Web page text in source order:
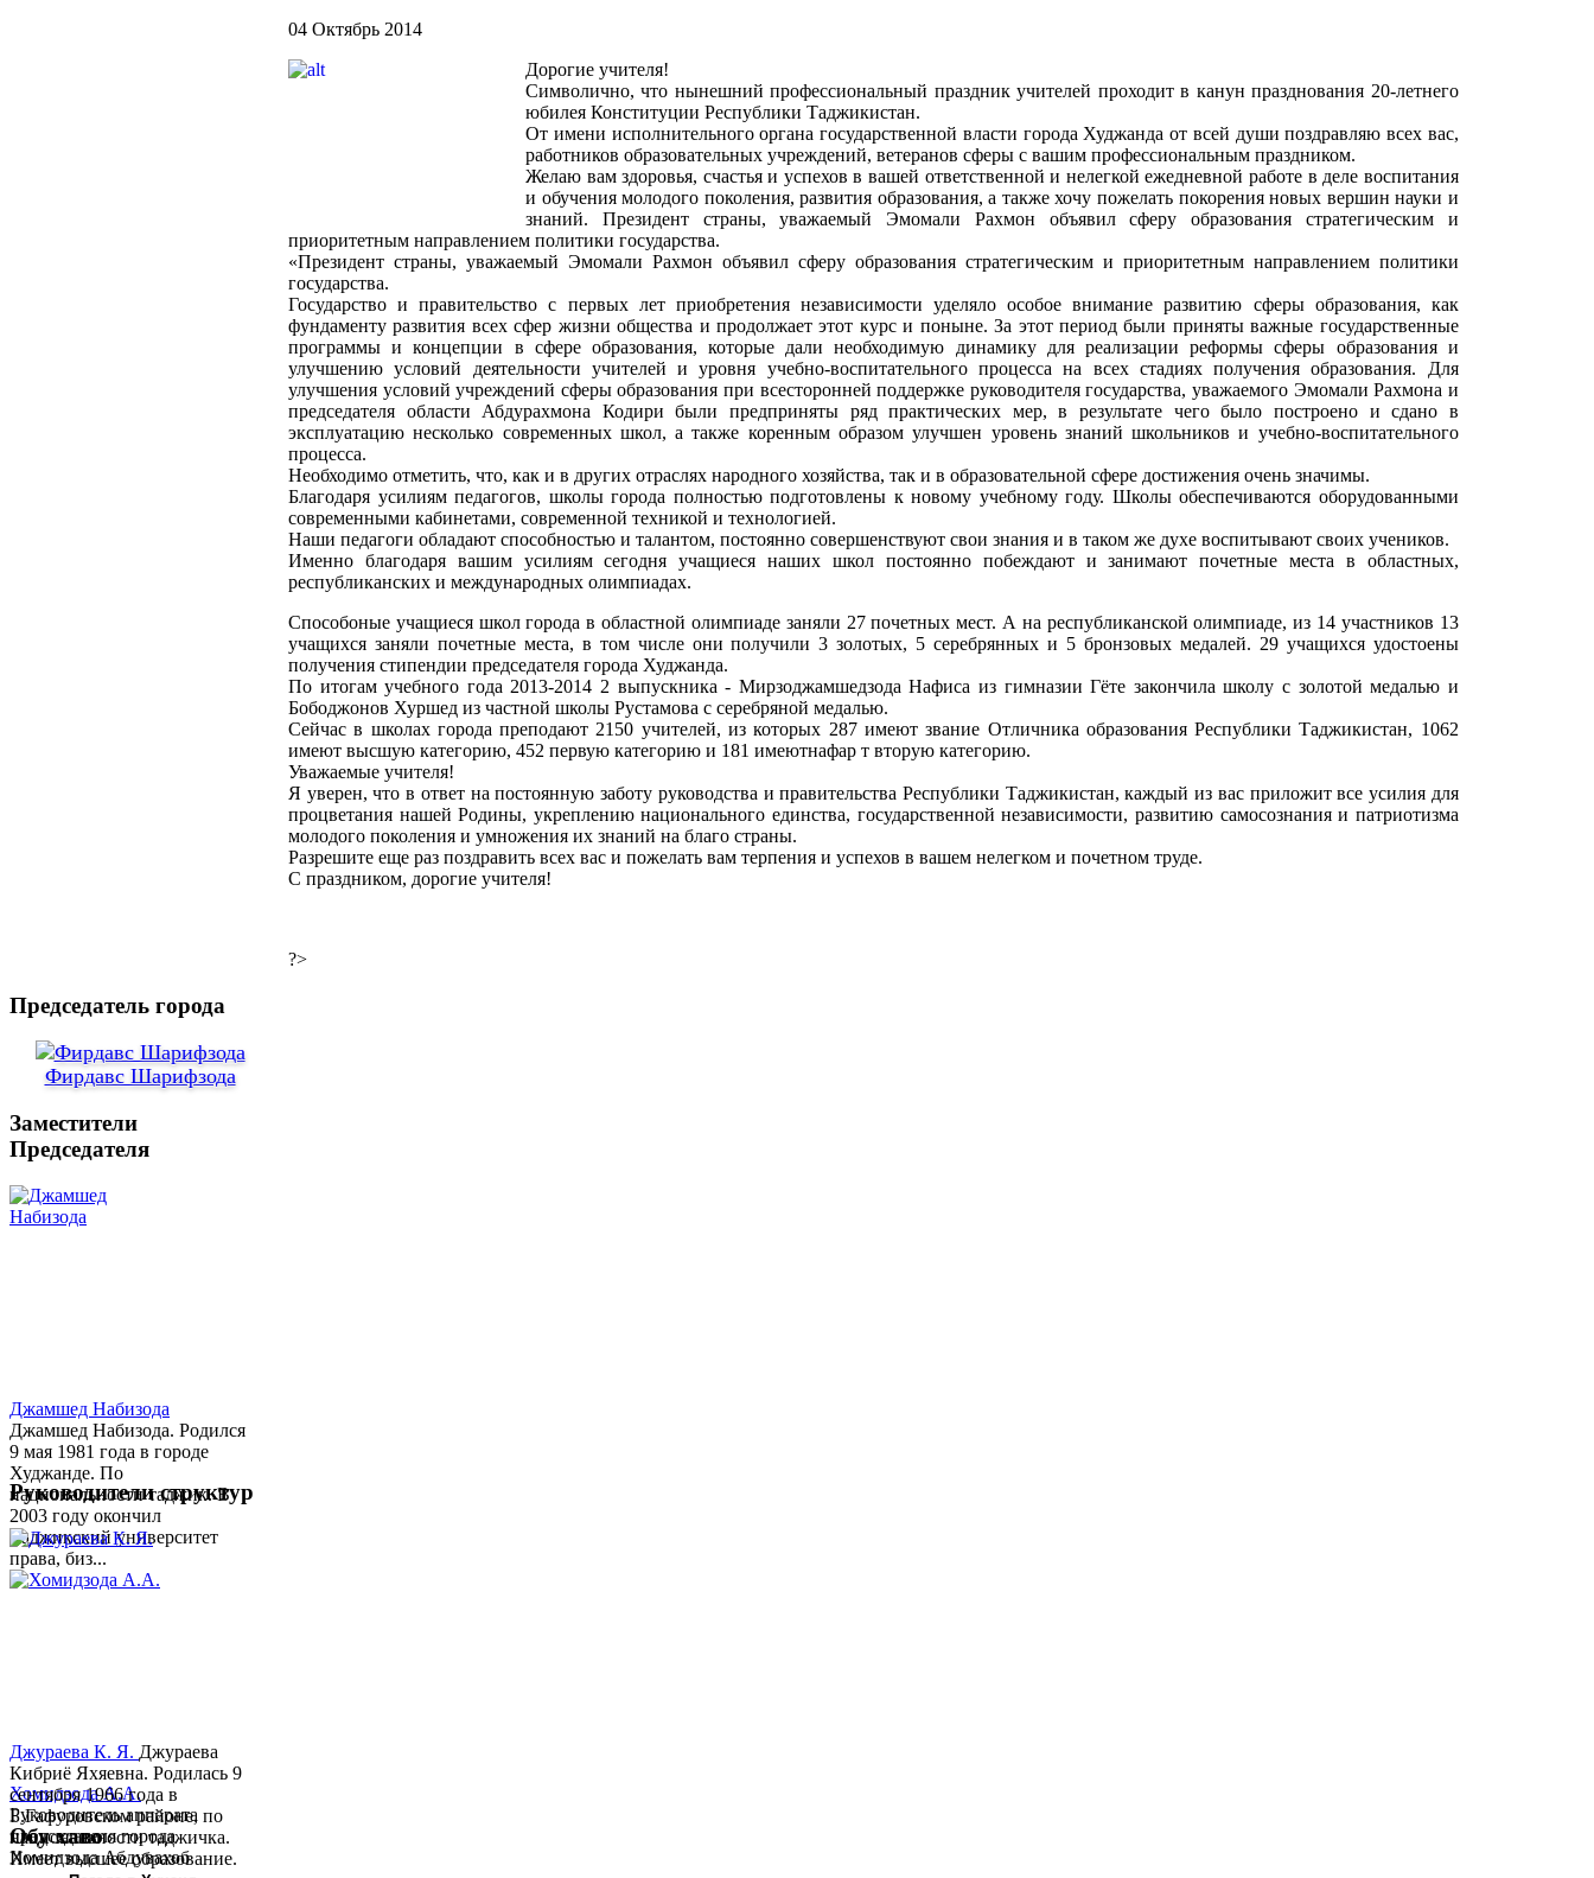
04 Октябрь 2014
Дорогие учителя!
Символично, что нынешний профессиональный праздник учителей проходит в канун празднования 20-летнего
юбилея Конституции Республики Таджикистан.
От имени исполнительного органа государственной власти города Худжанда от всей души поздравляю всех вас,
работников образовательных учреждений, ветеранов сферы с вашим профессиональным праздником.
Желаю вам здоровья, счастья и успехов в вашей ответственной и нелегкой ежедневной работе в деле воспитания
и обучения молодого поколения, развития образования, а также хочу пожелать покорения новых вершин науки и
знаний. Президент страны, уважаемый Эмомали Рахмон объявил сферу образования стратегическим и
приоритетным направлением политики государства.
«Президент страны, уважаемый Эмомали Рахмон объявил сферу образования стратегическим и приоритетным направлением политики
государства.
Государство и правительство с первых лет приобретения независимости уделяло особое внимание развитию сферы образования, как
фундаменту развития всех сфер жизни общества и продолжает этот курс и поныне. За этот период были приняты важные государственные
программы и концепции в сфере образования, которые дали необходимую динамику для реализации реформы сферы образования и
улучшению условий деятельности учителей и уровня учебно-воспитательного процесса на всех стадиях получения образования. Для
улучшения условий учреждений сферы образования при всесторонней поддержке руководителя государства, уважаемого Эмомали Рахмона и
председателя области Абдурахмона Кодири были предприняты ряд практических мер, в результате чего было построено и сдано в
эксплуатацию несколько современных школ, а также коренным образом улучшен уровень знаний школьников и учебно-воспитательного
процесса.
Необходимо отметить, что, как и в других отраслях народного хозяйства, так и в образовательной сфере достижения очень значимы.
Благодаря усилиям педагогов, школы города полностью подготовлены к новому учебному году. Школы обеспечиваются оборудованными
современными кабинетами, современной техникой и технологией.
Наши педагоги обладают способностью и талантом, постоянно совершенствуют свои знания и в таком же духе воспитывают своих учеников.
Именно благодаря вашим усилиям сегодня учащиеся наших школ постоянно побеждают и занимают почетные места в областных,
республиканских и международных олимпиадах.
Способоные учащиеся школ города в областной олимпиаде заняли 27 почетных мест. А на республиканской олимпиаде, из 14 участников 13
учащихся заняли почетные места, в том числе они получили 3 золотых, 5 серебрянных и 5 бронзовых медалей. 29 учащихся удостоены
получения стипендии председателя города Худжанда.
По итогам учебного года 2013-2014 2 выпускника - Мирзоджамшедзода Нафиса из гимназии Гёте закончила школу с золотой медалью и
Бободжонов Хуршед из частной школы Рустамова с серебряной медалью.
Сейчас в школах города преподают 2150 учителей, из которых 287 имеют звание Отличника образования Республики Таджикистан, 1062
имеют высшую категорию, 452 первую категорию и 181 имеютнафар т вторую категорию.
Уважаемые учителя!
Я уверен, что в ответ на постоянную заботу руководства и правительства Республики Таджикистан, каждый из вас приложит все усилия для
процветания нашей Родины, укреплению национального единства, государственной независимости, развитию самосознания и патриотизма
молодого поколения и умножения их знаний на благо страны.
Разрешите еще раз поздравить всех вас и пожелать вам терпения и успехов в вашем нелегком и почетном труде.
С праздником, дорогие учителя!
?>
Председатель города
Фирдавс Шарифзода
Заместители
Председателя
Джамшед Набизода
Джамшед Набизода. Родился
9 мая 1981 года в городе
Худжанде. По
национальности таджик. В
2003 году окончил
Таджикский университет
права, биз...
Хомидзода А.А.
Руководитель аппарата
председателя города
Хомидзода Абдувахоб
Руководители структур
Джураева К. Я. Джураева
Кибриё Яхяевна. Родилась 9
сентября 1966 года в
Б.Гафуровском районе, по
национальности таджичка.
Имеет высшее образование.
Обу хаво